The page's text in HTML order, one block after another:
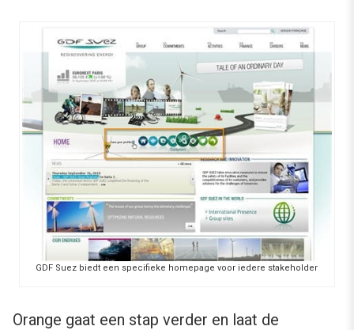
GDF Suez biedt een specifieke homepage voor iedere stakeholder
Orange gaat een stap verder en laat de